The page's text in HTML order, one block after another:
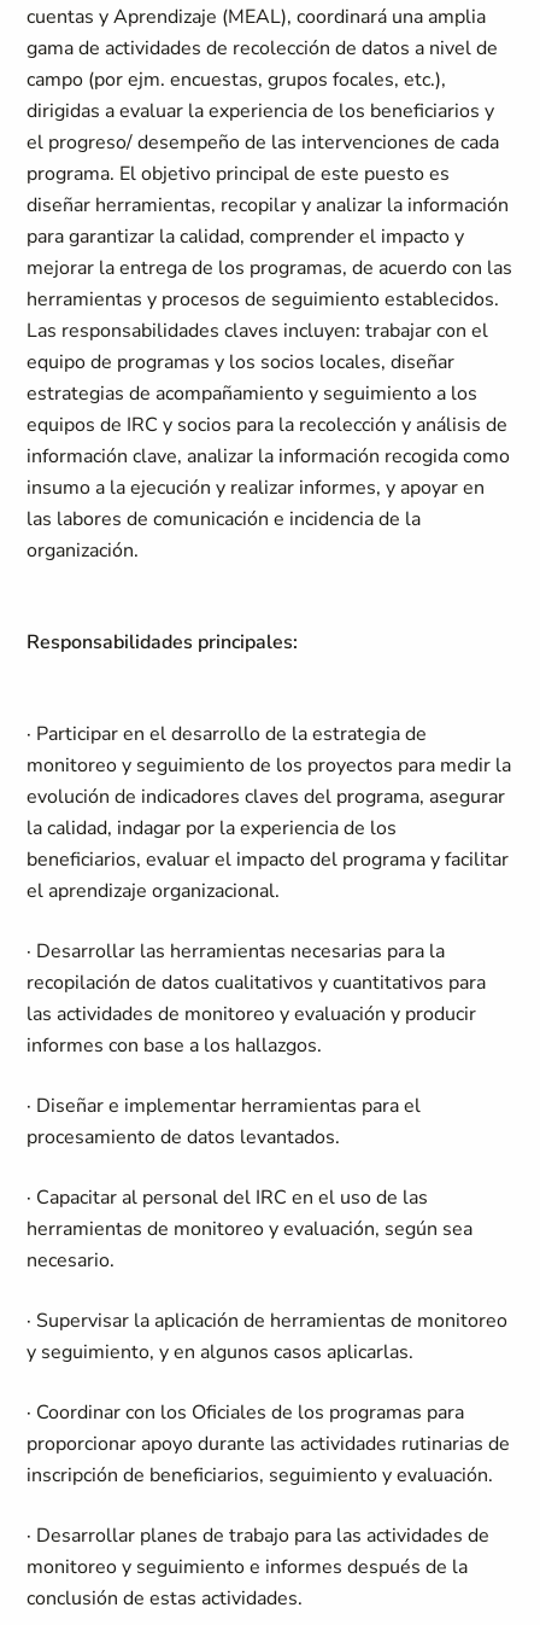
cuentas y Aprendizaje (MEAL), coordinará una amplia
gama de actividades de recolección de datos a nivel de
campo (por ejm. encuestas, grupos focales, etc.),
dirigidas a evaluar la experiencia de los beneficiarios y
el progreso/ desempeño de las intervenciones de cada
programa. El objetivo principal de este puesto es
diseñar herramientas, recopilar y analizar la información
para garantizar la calidad, comprender el impacto y
mejorar la entrega de los programas, de acuerdo con las
herramientas y procesos de seguimiento establecidos.
Las responsabilidades claves incluyen: trabajar con el
equipo de programas y los socios locales, diseñar
estrategias de acompañamiento y seguimiento a los
equipos de IRC y socios para la recolección y análisis de
información clave, analizar la información recogida como
insumo a la ejecución y realizar informes, y apoyar en
las labores de comunicación e incidencia de la
organización.
Responsabilidades principales:
· Participar en el desarrollo de la estrategia de
monitoreo y seguimiento de los proyectos para medir la
evolución de indicadores claves del programa, asegurar
la calidad, indagar por la experiencia de los
beneficiarios, evaluar el impacto del programa y facilitar
el aprendizaje organizacional.
· Desarrollar las herramientas necesarias para la
recopilación de datos cualitativos y cuantitativos para
las actividades de monitoreo y evaluación y producir
informes con base a los hallazgos.
· Diseñar e implementar herramientas para el
procesamiento de datos levantados.
· Capacitar al personal del IRC en el uso de las
herramientas de monitoreo y evaluación, según sea
necesario.
· Supervisar la aplicación de herramientas de monitoreo
y seguimiento, y en algunos casos aplicarlas.
· Coordinar con los Oficiales de los programas para
proporcionar apoyo durante las actividades rutinarias de
inscripción de beneficiarios, seguimiento y evaluación.
· Desarrollar planes de trabajo para las actividades de
monitoreo y seguimiento e informes después de la
conclusión de estas actividades.